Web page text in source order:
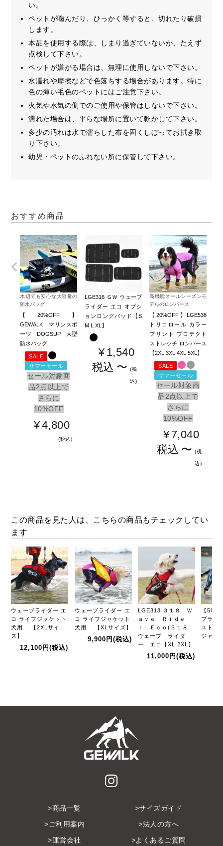
い。
ペットが噛んだり、ひっかく等すると、切れたり破損
します。
本品を使用する際は、しまり過ぎていないか、たえず
点検して下さい。
ペットが嫌がる場合は、無理に使用しないで下さい。
水濡れや摩擦などで色落ちする場合があります。特に
色の薄い毛色のペットにはご注意下さい。
火気や水気の側でのご使用や保管はしないで下さい。
濡れた場合は、平らな場所に置いて乾かして下さい。
多少の汚れは水で濡らした布を固くしぼってお拭き取
り下さい。
幼児・ペットのふれない所に保管して下さい。
おすすめ商品
水辺でも安心な大容量の
防水バッグ
【20%OFF】
GEWALK マリンスポ
ーツ DOGSUP 大型
防水バッグ
SALE
サマーセール
セール対象商
品2点以上で
さらに
10%OFF
¥4,800
税込
LGE316 ＧＷ ウェーブ
ライダー エコ オプシ
ョンロングパッド【S
M L XL】
¥ 1,540
税込 〜 税
込
高機能オールシーズンモ
デルのロンパース
【20%OFF】LGE538
トリコロール カラー
プリント プロテクト
ストレッチ ロンパース
【2XL 3XL 4XL 5XL】
SALE
サマーセール
セール対象商
品2点以上で
さらに
10%OFF
¥ 7,040
税込 〜 税
込
この商品を見た人は、こちらの商品もチェックしてい
ます
ウェーブライダー エ
コ ライフジャケット
犬用 【2XLサイ
ズ】
12,100円(税込)
ウェーブライダー エ
コ ライフジャケット
犬用 【XLサイズ】
9,900円(税込)
LGE318 ３１８ Ｗ
ａｖｅ Ｒｉｄｅ
ｒ Ｅｃｏ(３１８
ウェーブ ライダ
ー エコ【XL 2XL】
11,000円(税込)
【
ブライ
スト【
ジャケ
商品一覧
サイズガイド
ご利用案内
法人の方へ
運営会社
よくあるご質問